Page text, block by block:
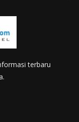
terbaru